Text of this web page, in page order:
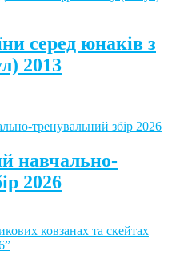
серед юнаків з
2013
навчально-
2026